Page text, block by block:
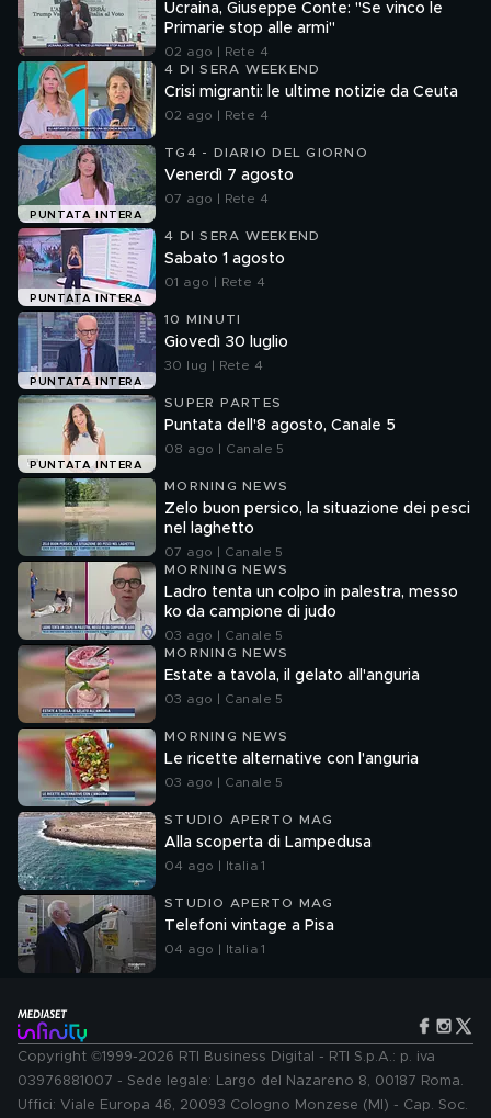
Ucraina, Giuseppe Conte: "Se vinco le
Primarie stop alle armi"
02 ago | Rete 4
4 DI SERA WEEKEND
Crisi migranti: le ultime notizie da Ceuta
02 ago | Rete 4
PUNTATA INTERA
TG4 - DIARIO DEL GIORNO
Venerdì 7 agosto
07 ago | Rete 4
PUNTATA INTERA
4 DI SERA WEEKEND
Sabato 1 agosto
01 ago | Rete 4
PUNTATA INTERA
10 MINUTI
Giovedì 30 luglio
30 lug | Rete 4
PUNTATA INTERA
SUPER PARTES
Puntata dell'8 agosto, Canale 5
08 ago | Canale 5
MORNING NEWS
Zelo buon persico, la situazione dei pesci
nel laghetto
07 ago | Canale 5
MORNING NEWS
Ladro tenta un colpo in palestra, messo
ko da campione di judo
03 ago | Canale 5
MORNING NEWS
Estate a tavola, il gelato all'anguria
03 ago | Canale 5
MORNING NEWS
Le ricette alternative con l'anguria
03 ago | Canale 5
STUDIO APERTO MAG
Alla scoperta di Lampedusa
04 ago | Italia 1
STUDIO APERTO MAG
Telefoni vintage a Pisa
04 ago | Italia 1
Copyright ©1999-2026 RTI Business Digital - RTI S.p.A.: p. iva
03976881007 - Sede legale: Largo del Nazareno 8, 00187 Roma.
Uffici: Viale Europa 46, 20093 Cologno Monzese (MI) - Cap. Soc.